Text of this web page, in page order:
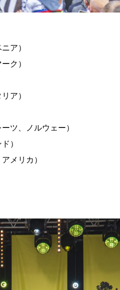
ア）
ク）
ア）
ツ、ノルウェー）
）
メリカ）